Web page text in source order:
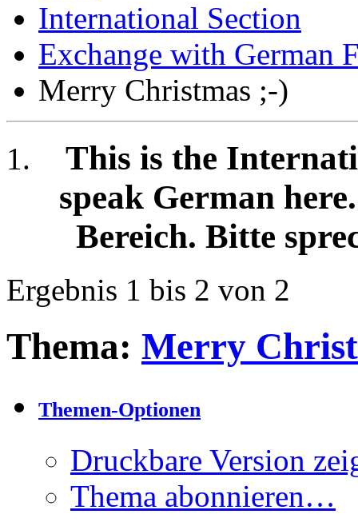
International Section
Exchange with German
Merry Christmas ;-)
This is the
speak German
Bereich. Bitte
Ergebnis 1 bis 2 von 2
Thema: Merry
Themen-Optionen
Druckbare Version
Thema abonnieren…